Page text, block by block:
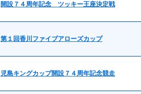
開設７４周年記念 ツッキー王座決定戦
第１回香川ファイブアローズカップ
児島キングカップ開設７４周年記念競走